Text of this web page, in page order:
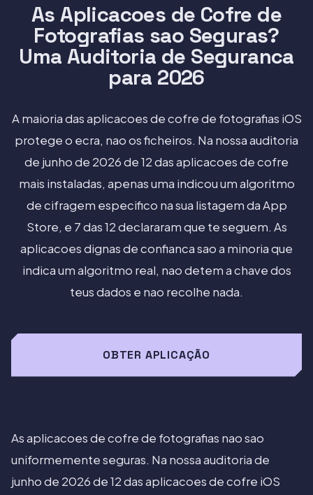
As Aplicacoes de Cofre de
Fotografias sao Seguras?
Uma Auditoria de Seguranca
para 2026
A maioria das aplicacoes de cofre de fotografias iOS
protege o ecra, nao os ficheiros. Na nossa auditoria
de junho de 2026 de 12 das aplicacoes de cofre
mais instaladas, apenas uma indicou um algoritmo
de cifragem especifico na sua listagem da App
Store, e 7 das 12 declararam que te seguem. As
aplicacoes dignas de confianca sao a minoria que
indica um algoritmo real, nao detem a chave dos
teus dados e nao recolhe nada.
OBTER APLICAÇÃO
As aplicacoes de cofre de fotografias nao sao
uniformemente seguras. Na nossa auditoria de
junho de 2026 de 12 das aplicacoes de cofre iOS